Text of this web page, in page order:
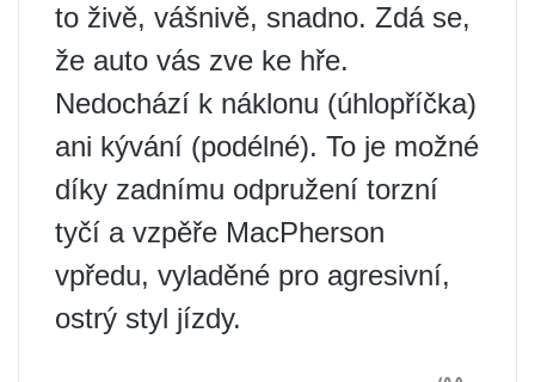
to živě, vášnivě, snadno. Zdá se,
že auto vás zve ke hře.
Nedochází k náklonu (úhlopříčka)
ani kývání (podélné). To je možné
díky zadnímu odpružení torzní
tyčí a vzpěře MacPherson
vpředu, vyladěné pro agresivní,
ostrý styl jízdy.